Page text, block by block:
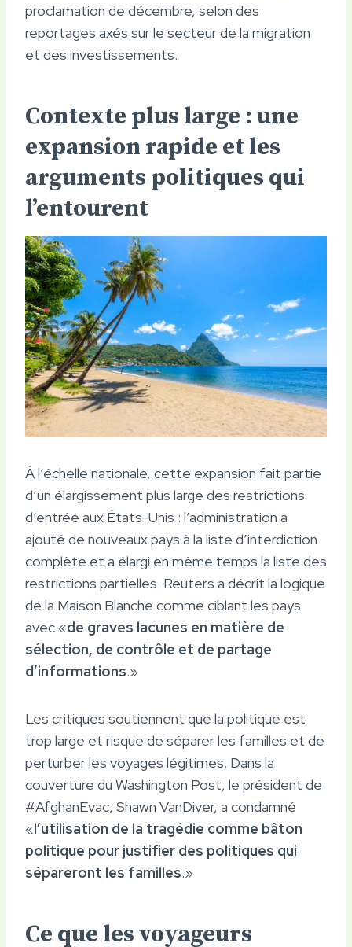
proclamation de décembre, selon des
reportages axés sur le secteur de la migration
et des investissements.
Contexte plus large : une
expansion rapide et les
arguments politiques qui
l’entourent
À l’échelle nationale, cette expansion fait partie
d’un élargissement plus large des restrictions
d’entrée aux États-Unis : l’administration a
ajouté de nouveaux pays à la liste d’interdiction
complète et a élargi en même temps la liste des
restrictions partielles. Reuters a décrit la logique
de la Maison Blanche comme ciblant les pays
avec «de graves lacunes en matière de
sélection, de contrôle et de partage
d’informations.»
Les critiques soutiennent que la politique est
trop large et risque de séparer les familles et de
perturber les voyages légitimes. Dans la
couverture du Washington Post, le président de
#AfghanEvac, Shawn VanDiver, a condamné
«l’utilisation de la tragédie comme bâton
politique pour justifier des politiques qui
sépareront les familles.»
Ce que les voyageurs